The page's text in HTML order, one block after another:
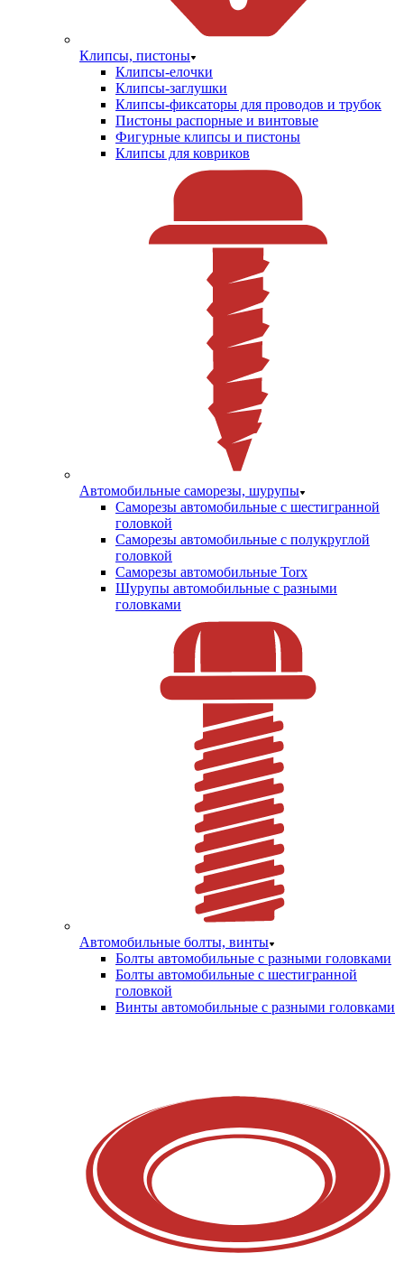
Клипсы, пистоны
Клипсы-елочки
Клипсы-заглушки
Клипсы-фиксаторы для проводов и трубок
Пистоны распорные и винтовые
Фигурные клипсы и пистоны
Клипсы для ковриков
Автомобильные саморезы, шурупы
Саморезы автомобильные с шестигранной
головкой
Саморезы автомобильные с полукруглой
головкой
Саморезы автомобильные Torx
Шурупы автомобильные с разными
головками
Автомобильные болты, винты
Болты автомобильные с разными головками
Болты автомобильные с шестигранной
головкой
Винты автомобильные с разными головками